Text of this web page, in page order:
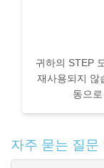
귀하의 STEP
재사용되지 않
동으
자주 묻는 질